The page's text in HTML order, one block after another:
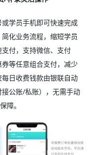
学员手机即可快速完成
化业务流程，缩短学员
付，支持微信、支付
等任意组合支付，减少
日收费钱款由银联自动
公账/私账），无需手动
障。